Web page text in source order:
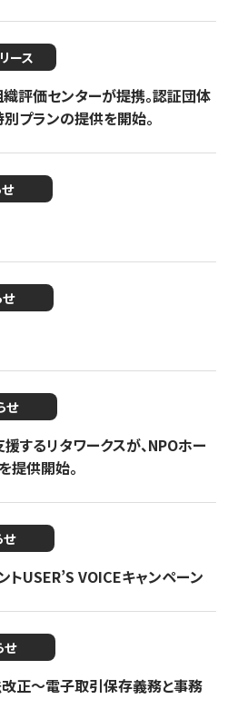
ース
評価センターが提携。認証団体
プランの提供を開始。
せ
するリタワークスが、NPOホー
提供開始。
せ
トUSER’S VOICEキャンペーン
せ
正～電子取引保存義務と事務